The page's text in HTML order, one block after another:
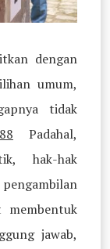
dengan
umum,
tidak
Padahal,
hak-hak
jawab,